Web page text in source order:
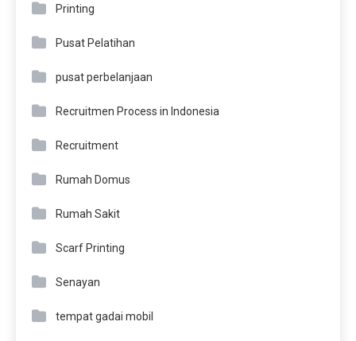
Printing
Pusat Pelatihan
pusat perbelanjaan
Recruitmen Process in Indonesia
Recruitment
Rumah Domus
Rumah Sakit
Scarf Printing
Senayan
tempat gadai mobil